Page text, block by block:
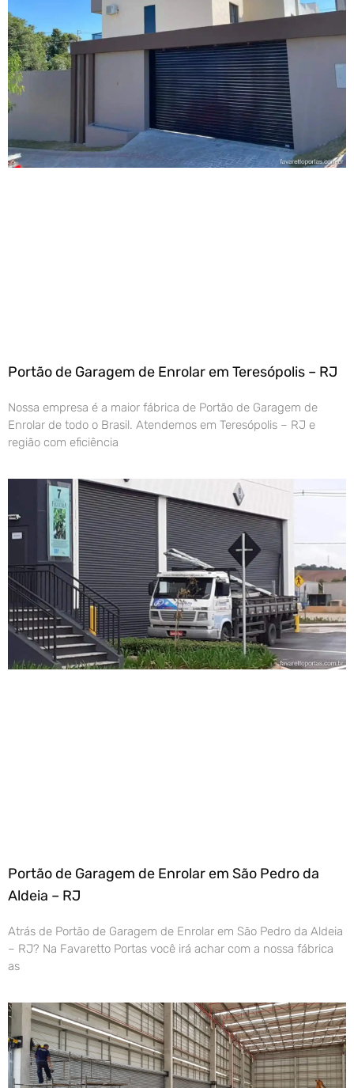
Portão de Garagem de Enrolar em Teresópolis – RJ
Nossa empresa é a maior fábrica de Portão de Garagem de
Enrolar de todo o Brasil. Atendemos em Teresópolis – RJ e
região com eficiência
Portão de Garagem de Enrolar em São Pedro da
Aldeia – RJ
Atrás de Portão de Garagem de Enrolar em São Pedro da Aldeia
– RJ? Na Favaretto Portas você irá achar com a nossa fábrica
as